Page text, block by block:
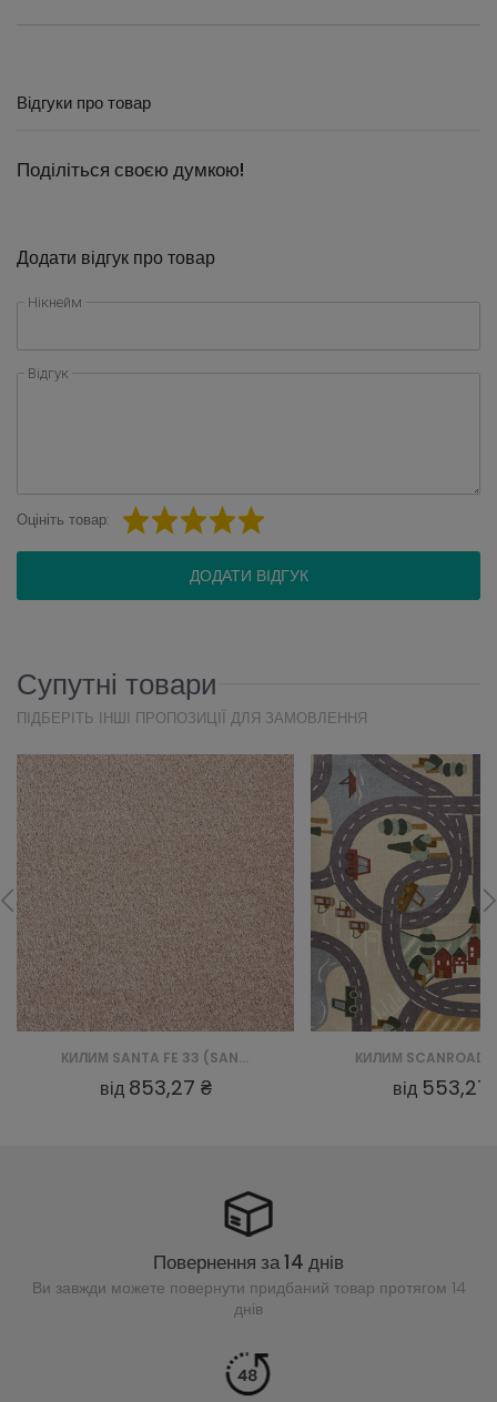
Відгуки про товар
Поділіться своєю думкою!
Додати відгук про товар
Нікнейм
Відгук
Оцініть товар:
ДОДАТИ ВІДГУК
Супутні товари
ПІДБЕРІТЬ ІНШІ ПРОПОЗИЦІЇ ДЛЯ ЗАМОВЛЕННЯ
КИЛИМ SANTA FE 33 (SAND)
від 853,27 ₴ від 553,27
Повернення за 14 днів
Ви завжди можете повернути придбаний товар протягом 14
днів